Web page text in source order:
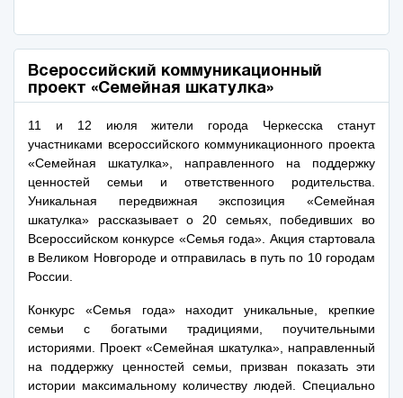
Всероссийский коммуникационный
проект «Семейная шкатулка»
11 и 12 июля жители города Черкесска станут
участниками всероссийского коммуникационного проекта
«Семейная шкатулка», направленного на поддержку
ценностей семьи и ответственного родительства.
Уникальная передвижная экспозиция «Семейная
шкатулка» рассказывает о 20 семьях, победивших во
Всероссийском конкурсе «Семья года». Акция стартовала
в Великом Новгороде и отправилась в путь по 10 городам
России.
Конкурс «Семья года» находит уникальные, крепкие
семьи с богатыми традициями, поучительными
историями. Проект «Семейная шкатулка», направленный
на поддержку ценностей семьи, призван показать эти
истории максимальному количеству людей. Специально